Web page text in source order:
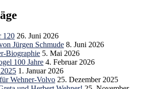
120 26. Juni 2026
Jürgen Schmude 8. Juni 2026
Biographie 5. Mai 2026
100 Jahre 4. Februar 2026
1. Januar 2026
Wehner-Volvo 25. Dezember 2025